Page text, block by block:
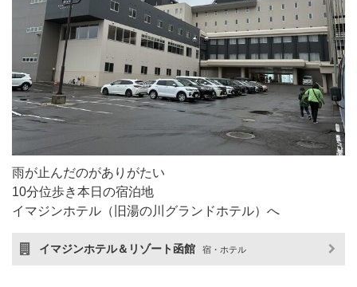
雨が止んだのがありがたい
10分位歩き本日の宿泊地
イマジンホテル（旧湯の川グランドホテル）へ
イマジンホテル＆リゾート函館 宿・ホテル